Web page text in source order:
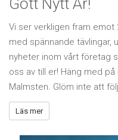
Gott Nytt År!
Vi ser verkligen fram emot
med spännande tävlingar,
nyheter inom vårt företag
oss av till er! Häng med
Malmsten. Glöm inte att
Läs mer